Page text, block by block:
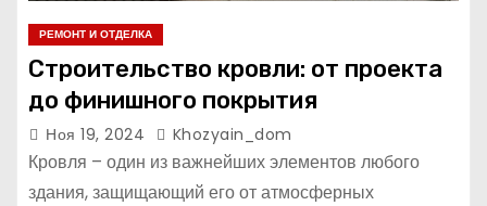
РЕМОНТ И ОТДЕЛКА
Строительство кровли: от проекта
до финишного покрытия
Ноя 19, 2024 Khozyain_dom
Кровля – один из важнейших элементов любого
здания, защищающий его от атмосферных